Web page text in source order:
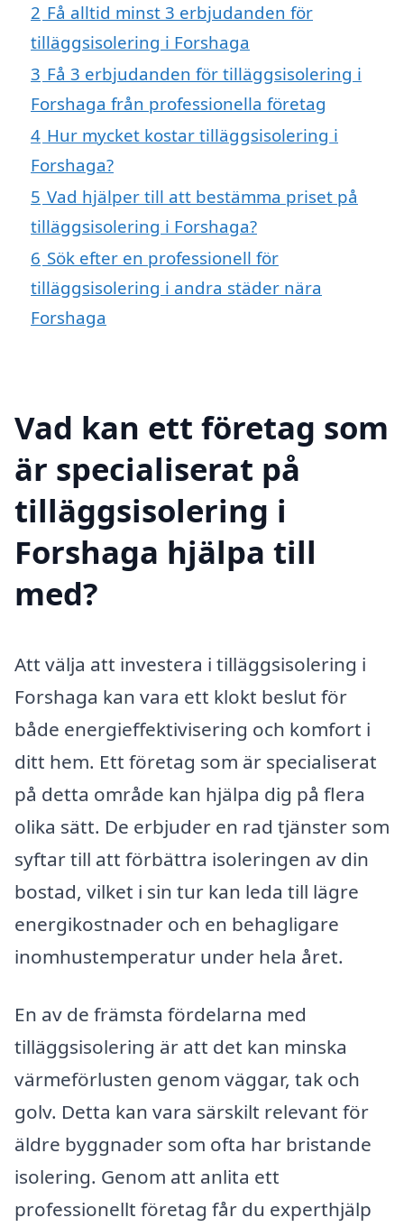
2 Få alltid minst 3 erbjudanden för
tilläggsisolering i Forshaga
3 Få 3 erbjudanden för tilläggsisolering i
Forshaga från professionella företag
4 Hur mycket kostar tilläggsisolering i
Forshaga?
5 Vad hjälper till att bestämma priset på
tilläggsisolering i Forshaga?
6 Sök efter en professionell för
tilläggsisolering i andra städer nära
Forshaga
Vad kan ett företag som
är specialiserat på
tilläggsisolering i
Forshaga hjälpa till
med?
Att välja att investera i tilläggsisolering i
Forshaga kan vara ett klokt beslut för
både energieffektivisering och komfort i
ditt hem. Ett företag som är specialiserat
på detta område kan hjälpa dig på flera
olika sätt. De erbjuder en rad tjänster som
syftar till att förbättra isoleringen av din
bostad, vilket i sin tur kan leda till lägre
energikostnader och en behagligare
inomhustemperatur under hela året.
En av de främsta fördelarna med
tilläggsisolering är att det kan minska
värmeförlusten genom väggar, tak och
golv. Detta kan vara särskilt relevant för
äldre byggnader som ofta har bristande
isolering. Genom att anlita ett
professionellt företag får du experthjälp